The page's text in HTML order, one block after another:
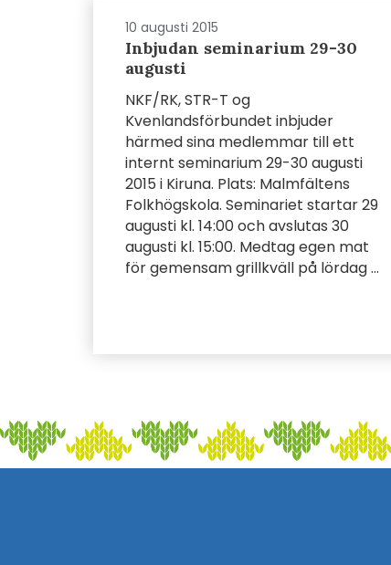
10 augusti 2015
Inbjudan seminarium 29-30
augusti
NKF/RK, STR-T og
Kvenlandsförbundet inbjuder
härmed sina medlemmar till ett
internt seminarium 29-30 augusti
2015 i Kiruna. Plats: Malmfältens
Folkhögskola. Seminariet startar 29
augusti kl. 14:00 och avslutas 30
augusti kl. 15:00. Medtag egen mat
för gemensam grillkväll på lördag ...